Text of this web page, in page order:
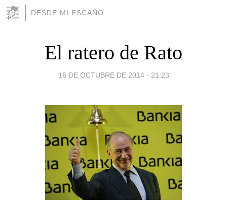
DESDE MI ESCAÑO
El ratero de Rato
16 DE OCTUBRE DE 2014 - 21:23